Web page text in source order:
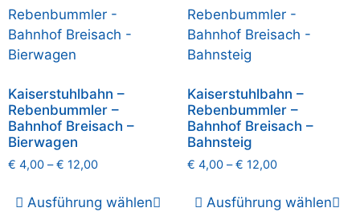
Kaiserstuhlbahn –
Rebenbummler –
Bahnhof Breisach –
Bierwagen
€ 4,00 –€ 12,00
Ausführung wählen
Kaiserstuhlbahn –
Rebenbummler –
Bahnhof Breisach –
Bahnsteig
€ 4,00–€ 12,00
Ausführung wählen